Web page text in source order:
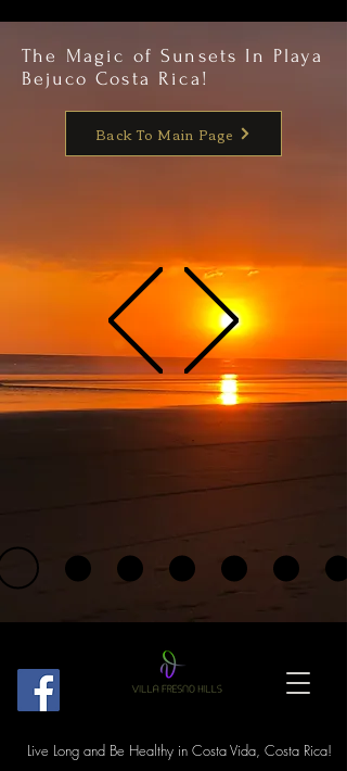
Live Long and Be Healthy in Costa Vida, Costa Rica!
The Magic of Sunsets In Playa
Bejuco Costa Rica!
Back To Main Page